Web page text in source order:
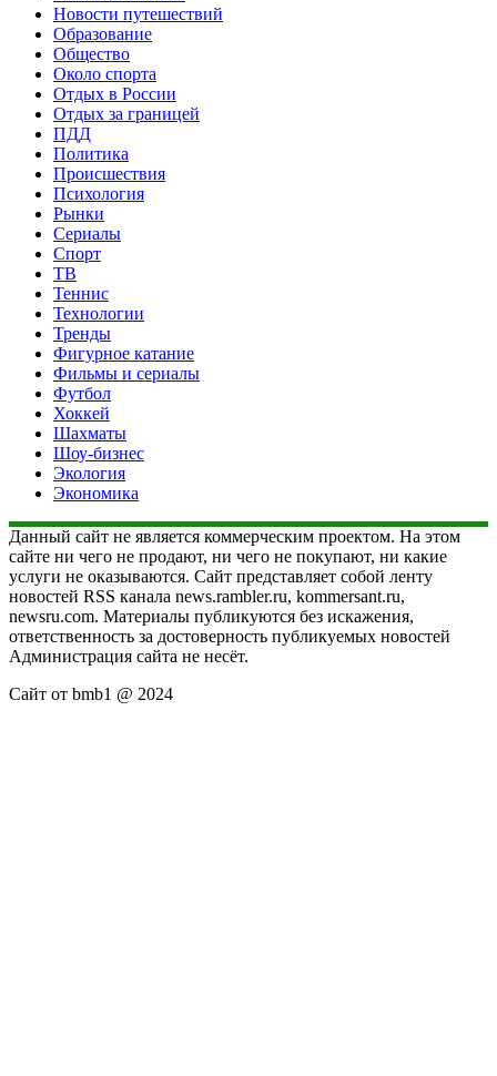
Новости путешествий
Образование
Общество
Около спорта
Отдых в России
Отдых за границей
ПДД
Политика
Происшествия
Психология
Рынки
Сериалы
Спорт
ТВ
Теннис
Технологии
Тренды
Фигурное катание
Фильмы и сериалы
Футбол
Хоккей
Шахматы
Шоу-бизнес
Экология
Экономика
Данный сайт не является коммерческим проектом. На этом
сайте ни чего не продают, ни чего не покупают, ни какие
услуги не оказываются. Сайт представляет собой ленту
новостей RSS канала news.rambler.ru, kommersant.ru,
newsru.com. Материалы публикуются без искажения,
ответственность за достоверность публикуемых новостей
Администрация сайта не несёт.
Сайт от bmb1 @ 2024